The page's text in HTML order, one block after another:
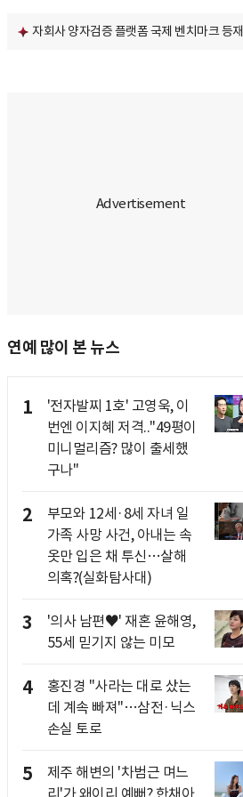
자회사 양자검증 플랫폼 국제 벤치마크 등재
연예 많이 본 뉴스
1
'전자발찌 1호' 고영욱, 이
번엔 이지혜 저격.."49평이
미니멀리즘? 많이 출세했
구나"
2
부모와 12세·8세 자녀 일
가족 사망 사건, 아내는 속
옷만 입은 채 투신…살해
의혹?(실화탐사대)
3
'의사 남편♥' 재혼 윤해영,
55세 믿기지 않는 미모
4
홍진경 "사라는 대로 샀는
데 계속 빠져"…삼전·닉스
손실 토로
5
제주 해변의 '차범근 며느
리'가 왜이리 예뻐? 한채아,